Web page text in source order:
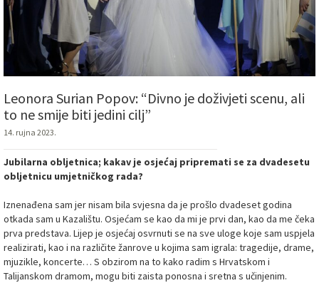
Leonora Surian Popov: “Divno je doživjeti scenu, ali
to ne smije biti jedini cilj”
14. rujna 2023.
Jubilarna obljetnica; kakav je osjećaj pripremati se za dvadesetu
obljetnicu umjetničkog rada?
Iznenađena sam jer nisam bila svjesna da je prošlo dvadeset godina
otkada sam u Kazalištu. Osjećam se kao da mi je prvi dan, kao da me čeka
prva predstava. Lijep je osjećaj osvrnuti se na sve uloge koje sam uspjela
realizirati, kao i na različite žanrove u kojima sam igrala: tragedije, drame,
mjuzikle, koncerte… S obzirom na to kako radim s Hrvatskom i
Talijanskom dramom, mogu biti zaista ponosna i sretna s učinjenim.